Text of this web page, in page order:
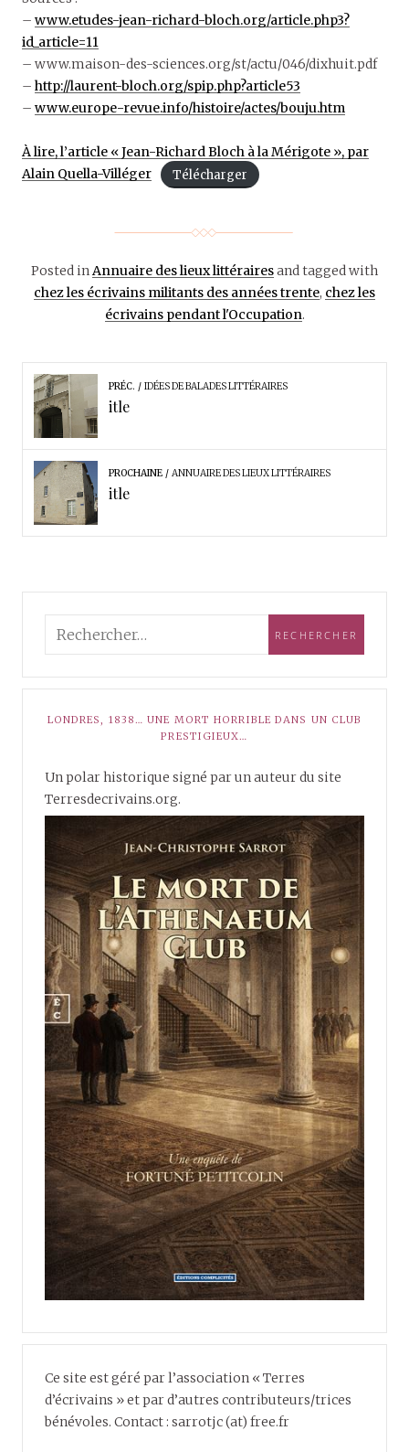
– www.etudes-jean-richard-bloch.org/article.php3?
id_article=11
– www.maison-des-sciences.org/st/actu/046/dixhuit.pdf
– http://laurent-bloch.org/spip.php?article53
– www.europe-revue.info/histoire/actes/bouju.htm
À lire, l’article « Jean-Richard Bloch à la Mérigote », par
Alain Quella-Villéger
Télécharger
Posted inAnnuaire des lieux littérairesand tagged with
chez les écrivains militants des années trente, chez les
écrivains pendant l'Occupation.
PRÉC. IDÉES DE BALADES LITTÉRAIRES
itle
PROCHAINE ANNUAIRE DES LIEUX LITTÉRAIRES
itle
LONDRES, 1838… UNE MORT HORRIBLE DANS UN CLUB
PRESTIGIEUX…
Un polar historique signé par un auteur du site
Terresdecrivains.org.
Ce site est géré par l’association « Terres
d’écrivains » et par d’autres contributeurs/trices
bénévoles. Contact : sarrotjc (at) free.fr